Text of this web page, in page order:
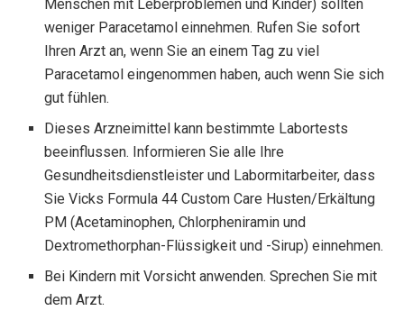
Menschen mit Leberproblemen und Kinder) sollten
weniger Paracetamol einnehmen. Rufen Sie sofort
Ihren Arzt an, wenn Sie an einem Tag zu viel
Paracetamol eingenommen haben, auch wenn Sie sich
gut fühlen.
Dieses Arzneimittel kann bestimmte Labortests
beeinflussen. Informieren Sie alle Ihre
Gesundheitsdienstleister und Labormitarbeiter, dass
Sie Vicks Formula 44 Custom Care Husten/Erkältung
PM (Acetaminophen, Chlorpheniramin und
Dextromethorphan-Flüssigkeit und -Sirup) einnehmen.
Bei Kindern mit Vorsicht anwenden. Sprechen Sie mit
dem Arzt.